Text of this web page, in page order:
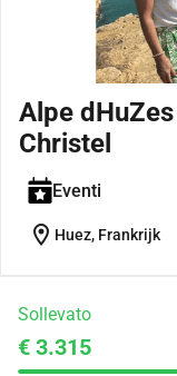
Alpe
Christel
Eventi
location_on Huez, Frankrijk
Sollevato
€ 3.315